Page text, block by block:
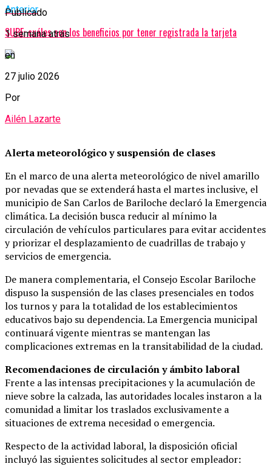
Anterior
SUBE: cuáles son los beneficios por tener registrada la tarjeta
Publicado
1 semana atrás
en
27 julio 2026
Por
Ailén Lazarte
Alerta meteorológico y suspensión de clases
En el marco de una alerta meteorológico de nivel amarillo
por nevadas que se extenderá hasta el martes inclusive, el
municipio de San Carlos de Bariloche declaró la Emergencia
climática. La decisión busca reducir al mínimo la
circulación de vehículos particulares para evitar accidentes
y priorizar el desplazamiento de cuadrillas de trabajo y
servicios de emergencia.
De manera complementaria, el Consejo Escolar Bariloche
dispuso la suspensión de las clases presenciales en todos
los turnos y para la totalidad de los establecimientos
educativos bajo su dependencia. La Emergencia municipal
continuará vigente mientras se mantengan las
complicaciones extremas en la transitabilidad de la ciudad.
Recomendaciones de circulación y ámbito laboral
Frente a las intensas precipitaciones y la acumulación de
nieve sobre la calzada, las autoridades locales instaron a la
comunidad a limitar los traslados exclusivamente a
situaciones de extrema necesidad o emergencia.
Respecto de la actividad laboral, la disposición oficial
incluyó las siguientes solicitudes al sector empleador: